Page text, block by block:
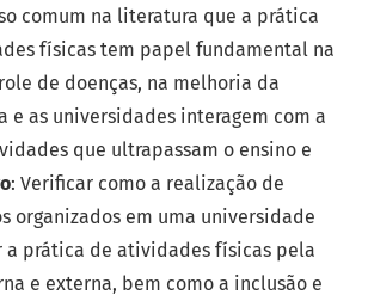
comum na literatura que a prática
físicas tem papel fundamental na
de doenças, na melhoria da
e as universidades interagem com a
que ultrapassam o ensino e
: Verificar como a realização de
organizados em uma universidade
prática de atividades físicas pela
e externa, bem como a inclusão e